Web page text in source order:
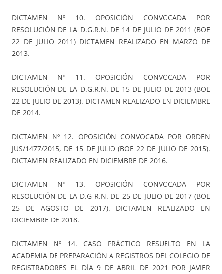
DICTAMEN Nº 10. OPOSICIÓN CONVOCADA POR
RESOLUCIÓN DE LA D.G.R.N. DE 14 DE JULIO DE 2011 (BOE
22 DE JULIO 2011) DICTAMEN REALIZADO EN MARZO DE
2013.
DICTAMEN Nº 11. OPOSICIÓN CONVOCADA POR
RESOLUCIÓN DE LA D.G.R.N. DE 15 DE JULIO DE 2013 (BOE
22 DE JULIO DE 2013). DICTAMEN REALIZADO EN DICIEMBRE
DE 2014.
DICTAMEN Nº 12. OPOSICIÓN CONVOCADA POR ORDEN
JUS/1477/2015, DE 15 DE JULIO (BOE 22 DE JULIO DE 2015).
DICTAMEN REALIZADO EN DICIEMBRE DE 2016.
DICTAMEN Nº 13. OPOSICIÓN CONVOCADA POR
RESOLUCIÓN DE LA D.G-R.N. DE 25 DE JULIO DE 2017 (BOE
25 DE AGOSTO DE 2017). DICTAMEN REALIZADO EN
DICIEMBRE DE 2018.
DICTAMEN Nº 14. CASO PRÁCTICO RESUELTO EN LA
ACADEMIA DE PREPARACIÓN A REGISTROS DEL COLEGIO DE
REGISTRADORES EL DÍA 9 DE ABRIL DE 2021 POR JAVIER